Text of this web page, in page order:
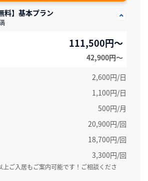
料】基本プラン
111,500円～
42,900円〜
2,600円/日
1,100円/日
500円/月
20,900円/回
18,700円/回
3,300円/回
ご入居もご案内可能です！ご相談くださ